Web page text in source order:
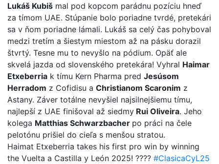
Lukáš Kubiš mal pod kopcom parádnu pozíciu hneď
za tímom UAE. Stúpanie bolo poriadne tvrdé, pretekári
sa v ňom poriadne lámali. Lukáš sa celý čas pohyboval
medzi tretím a šiestym miestom až na pásku dorazil
štvrtý. Tesne mu to nevyšlo na pódium. Opäť ale
skvelá jazda od slovenského pretekára! Vyhral Haimar
Etxeberria k tímu Kern Pharma pred Jesúsom
Herradom z Cofidisu a Christianom Scaronim z
Astany. Záver totálne nevyšiel najsilnejšiemu tímu,
najlepší z UAE finišoval až siedmy Rui Oliveira. Jeho
kolega Matthias Schwarzbacher po práci na čele
pelotónu prišiel do cieľa s menšou stratou.
Haimat Etxeberria takes his first pro win by winning
the Vuelta a Castilla y León 2025! ???? #ClasicaCyL25